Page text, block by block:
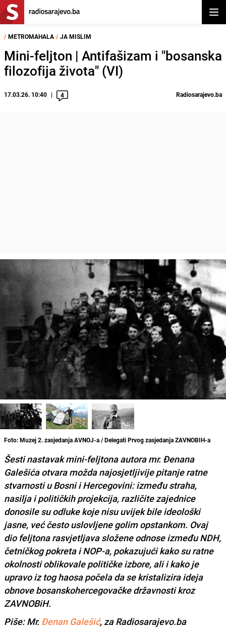
/ METROMAHALA / JA MISLIM
Mini-feljton | Antifašizam i "bosanska
filozofija života" (VI)
17.03.26. 10:40 4 Radiosarajevo.ba
Foto: Muzej 2. zasjedanja AVNOJ-a / Delegati Prvog zasjedanja ZAVNOBIH-a
Šesti nastavak mini-feljtona autora mr. Đenana
Galešića otvara možda najosjetljivije pitanje ratne
stvarnosti u Bosni i Hercegovini: između straha,
nasilja i političkih projekcija, različite zajednice
donosile su odluke koje nisu uvijek bile ideološki
jasne, već često uslovljene golim opstankom. Ovaj
dio feljtona rasvjetljava složene odnose između NDH,
četničkog pokreta i NOP-a, pokazujući kako su ratne
okolnosti oblikovale političke izbore, ali i kako je
upravo iz tog haosa počela da se kristalizira ideja
obnove bosanskohercegovačke državnosti kroz
ZAVNOBiH.
Piše: Mr. Đenan Galešić, za Radiosarajevo.ba